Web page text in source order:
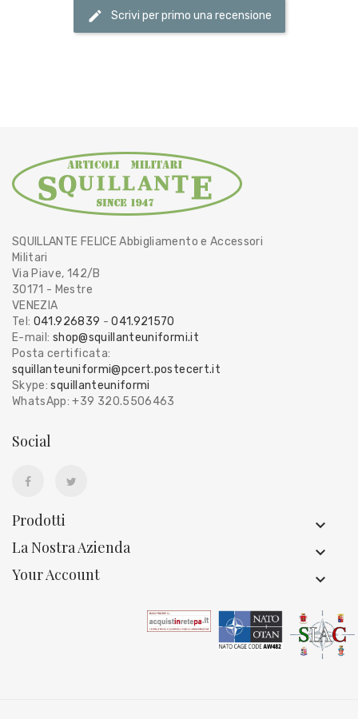
Scrivi per primo una recensione
SQUILLANTE FELICE Abbigliamento e Accessori
Militari
Via Piave, 142/B
30171 - Mestre
VENEZIA
Tel: 041.926839 -041.921570
E-mail: shop@squillanteuniformi.it
Posta certificata:
squillanteuniformi@pcert.postecert.it
Skype:squillanteuniformi
WhatsApp: +39 320.5506463
Social
Prodotti
La Nostra Azienda
Your Account